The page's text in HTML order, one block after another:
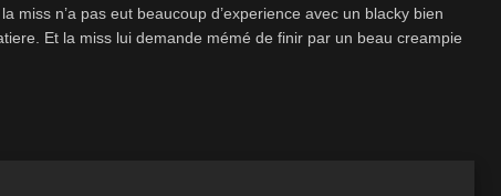
n’a pas eut beaucoup d’experience avec un blacky bien
Et la miss lui demande mémé de finir par un beau creampie